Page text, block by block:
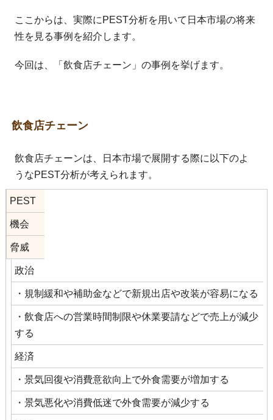
ここからは、実際にPEST分析を用いて日本市場の将来
性を見る事例を紹介します。
今回は、「飲食店チェーン」の事例を挙げます。
飲食店チェーン
飲食店チェーンは、日本市場で展開する際に以下のよ
うなPEST分析が考えられます。
PEST
機会
脅威
政治
・規制緩和や補助金などで新規出店や改装が容易になる
・飲食店への営業時間制限や休業要請などで売上が減少
する
経済
・景気回復や消費意欲向上で外食需要が増加する
・景気悪化や消費低迷で外食需要が減少する